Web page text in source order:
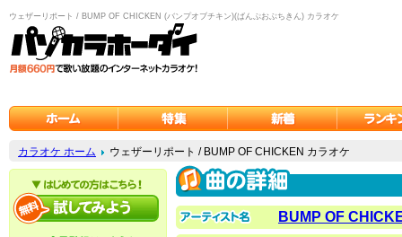
ウェザーリポート / BUMP OF CHICKEN (バンプオブチキン)(ばんぷおぶちきん) カラオケ
カラオケ ホーム ウェザーリポート / BUMP OF CHICKEN カラオケ
BUMP OF